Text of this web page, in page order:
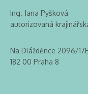
Ing. Jana Pyšková
autorizovaná
Na Dlážděnce 2096/
182 00 Praha 8